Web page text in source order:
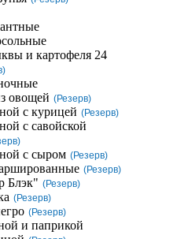
и картофеля 24
овощей (Резерв)
с курицей (Резерв)
с савойской
с сыром (Резерв)
(Резерв)
Блэк" (Резерв)
(Резерв)
(Резерв)
и паприкой